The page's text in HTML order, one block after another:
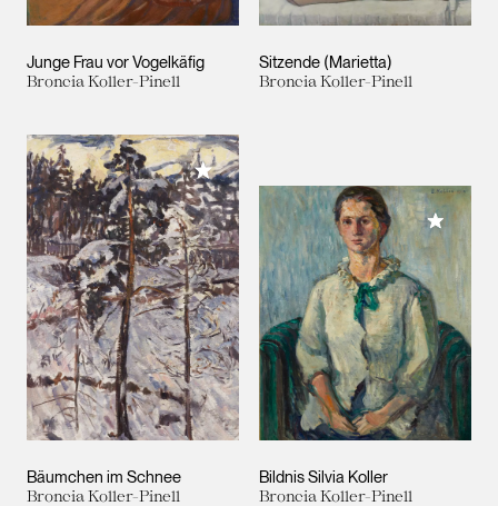
Junge Frau vor Vogelkäfig
Broncia Koller-Pinell
Sitzende (Marietta)
Broncia Koller-Pinell
Bäumchen im Schnee
Broncia Koller-Pinell
Meiner Sammlung hinzufügen
Bildnis Silvia Koller
Broncia Koller-Pinell
Meiner